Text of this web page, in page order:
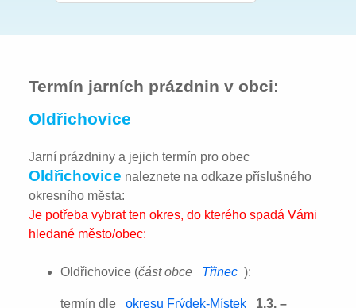
Termín jarních prázdnin v obci:
Oldřichovice
Jarní prázdniny a jejich termín pro obec
Oldřichovice naleznete na odkaze příslušného
okresního města:
Je potřeba vybrat ten okres, do kterého spadá Vámi
hledané město/obec:
Oldřichovice (část obce Třinec ):
termín dle okresu Frýdek-Místek
1.3. –